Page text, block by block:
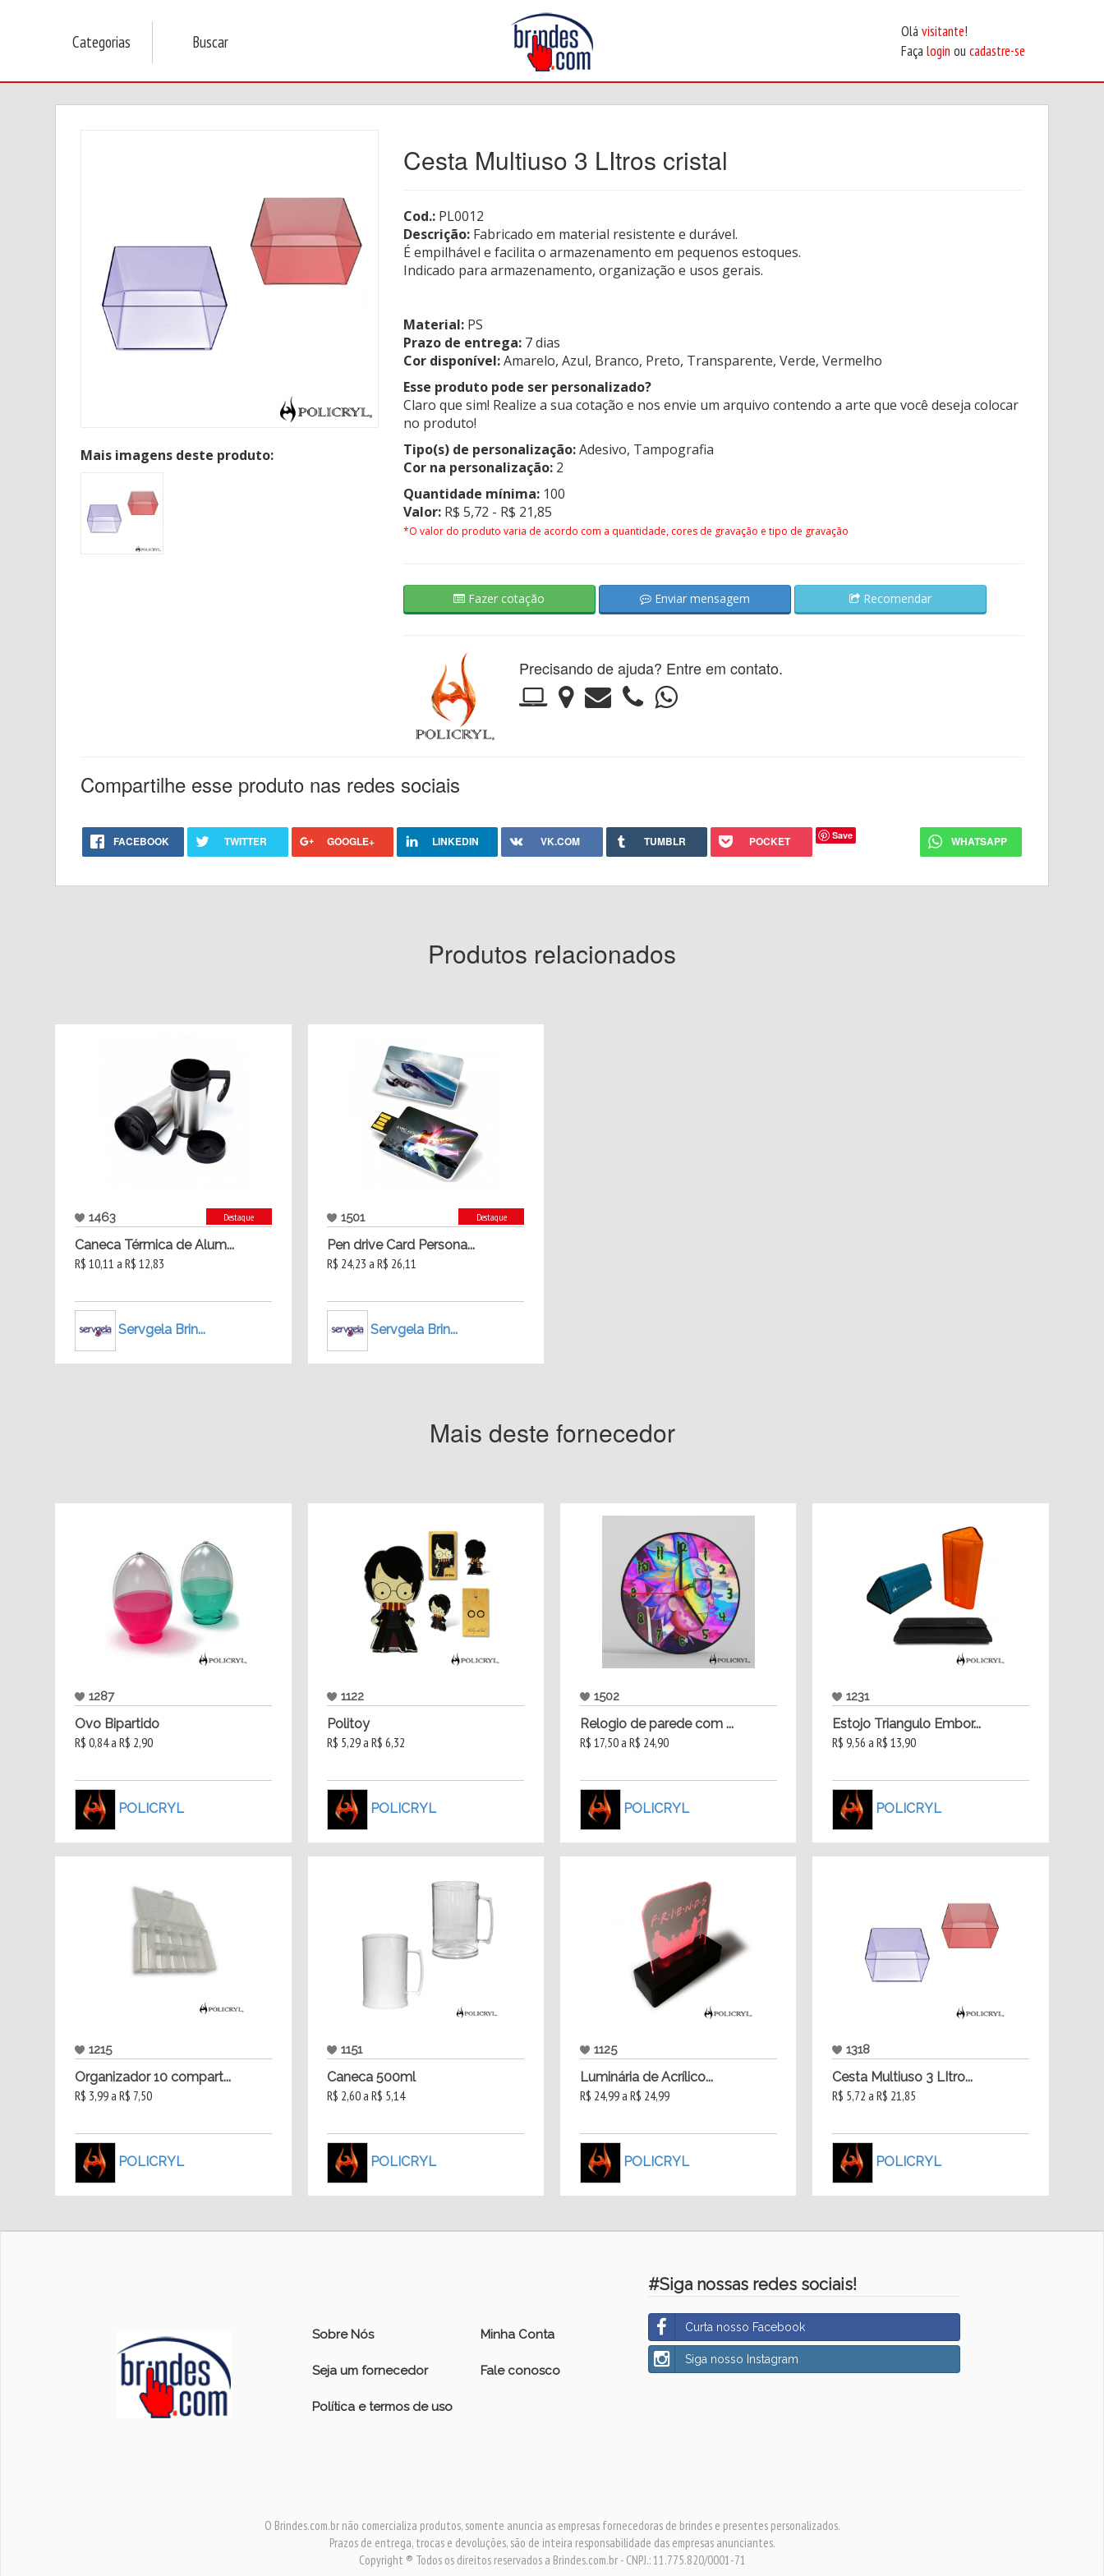
Categorias Buscar
Olávisitante!
Façalogin oucadastre-se
Mais imagens deste produto:
Cesta Multiuso 3 LItros cristal
Cod.:PL0012
Descrição:Fabricado em material resistente e durável.
É empilhável e facilita o armazenamento em pequenos estoques.
Indicado para armazenamento, organização e usos gerais.
Material:PS
Prazo de entrega:7 dias
Cor disponível:Amarelo, Azul, Branco, Preto, Transparente, Verde, Vermelho
Esse produto pode ser personalizado?
Claro que sim! Realize a sua cotação e nos envie um arquivo contendo a arte que você deseja colocar
no produto!
Tipo(s) de personalização:Adesivo, Tampografia
Cor na personalização:2
Quantidade mínima:100
Valor:R$ 5,72 - R$ 21,85
*O valor do produto varia de acordo com a quantidade, cores de gravação e tipo de gravação
Fazer cotação Enviar mensagem Recomendar
Precisando de ajuda? Entre em contato.
Compartilhe esse produto nas redes sociais
FACEBOOK TWITTER GOOGLE+ LINKEDIN VK.COM TUMBLR POCKET Save WHATSAPP
Produtos relacionados
1463 Destaque
Caneca Térmica de Alum...
R$ 10,11 a R$ 12,83
Servgela Brin...
1501 Destaque
Pen drive Card Persona...
R$ 24,23 a R$ 26,11
Servgela Brin...
Mais deste fornecedor
1287
Ovo Bipartido
R$ 0,84 a R$ 2,90
POLICRYL
1122
Politoy
R$ 5,29 a R$ 6,32
POLICRYL
1502
Relogio de parede com ...
R$ 17,50 a R$ 24,90
POLICRYL
1231
Estojo Triangulo Embor...
R$ 9,56 a R$ 13,90
POLICRYL
1215
Organizador 10 compart...
R$ 3,99 a R$ 7,50
POLICRYL
1151
Caneca 500ml
R$ 2,60 a R$ 5,14
POLICRYL
1125
Luminária de Acrílico...
R$ 24,99 a R$ 24,99
POLICRYL
1318
Cesta Multiuso 3 LItro...
R$ 5,72 a R$ 21,85
POLICRYL
Sobre Nós
Seja um fornecedor
Política e termos de uso
Minha Conta
Fale conosco
#Siga nossas redes sociais!
Curta nosso Facebook
Siga nosso Instagram
O Brindes.com.br não comercializa produtos, somente anuncia as empresas fornecedoras de brindes e presentes personalizados.
Prazos de entrega, trocas e devoluções, são de inteira responsabilidade das empresas anunciantes.
Copyright ® Todos os direitos reservados a Brindes.com.br - CNPJ.: 11.775.820/0001-71